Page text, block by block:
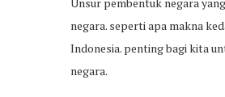
negara. seperti apa makna
Indonesia. penting bagi kita
negara.